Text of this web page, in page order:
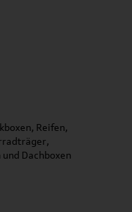
Reifen,
Dachboxen